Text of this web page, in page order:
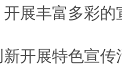
展丰富多彩的
展特色宣传